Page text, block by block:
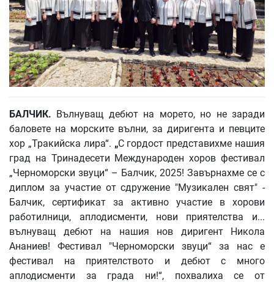
БАЛЧИК. Вълнуващ дебют на морето, но не заради
баловете на морските вълни, за диригента и певците
хор „Тракийска лира“. „С гордост представихме нашия
град на Тринадесети Международен хоров фестивал
„Черноморски звуци“ – Балчик, 2025! Завърнахме се с
диплом за участие от сдружение "Музикален свят" -
Балчик, сертификат за активно участие в хорови
работилници, аплодисменти, нови приятелства и...
вълнуващ дебют на нашия нов диригент Никола
Ананиев! Фестивал "Черноморски звуци“ за нас е
фестивал на приятелството и дебют с много
аплодисменти за града ни!“, похвалиха се от